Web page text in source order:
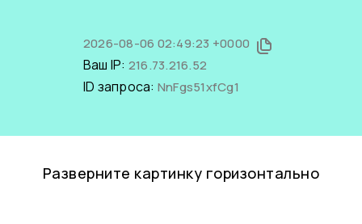
2026-08-06 02:49:23 +0000
Ваш IP: 216.73.216.52
ID запроса: NnFgs51xfCg1
Разверните картинку горизонтально